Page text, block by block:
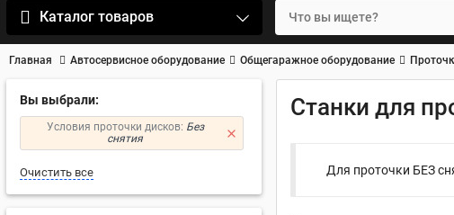
Каталог товаров
Главная Автосервисное оборудование Общегаражное оборудование
Вы выбрали:
Условия проточки дисков: Без
снятия
Очистить все
Станки для
Для проточки БЕЗ